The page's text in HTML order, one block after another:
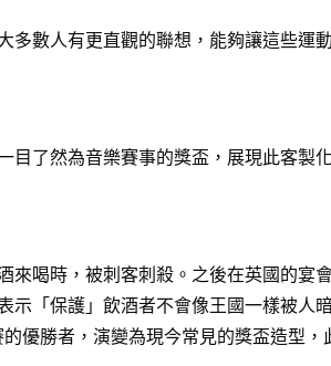
數人有更直觀的聯想，能夠讓這些運
了然為音樂賽事的獎盃，展現此客製
來喝時，被刺客刺殺。之後在英國的宴
「保護」飲酒者不會像王國一樣被人
優勝者，演變為現今常見的獎盃造型，